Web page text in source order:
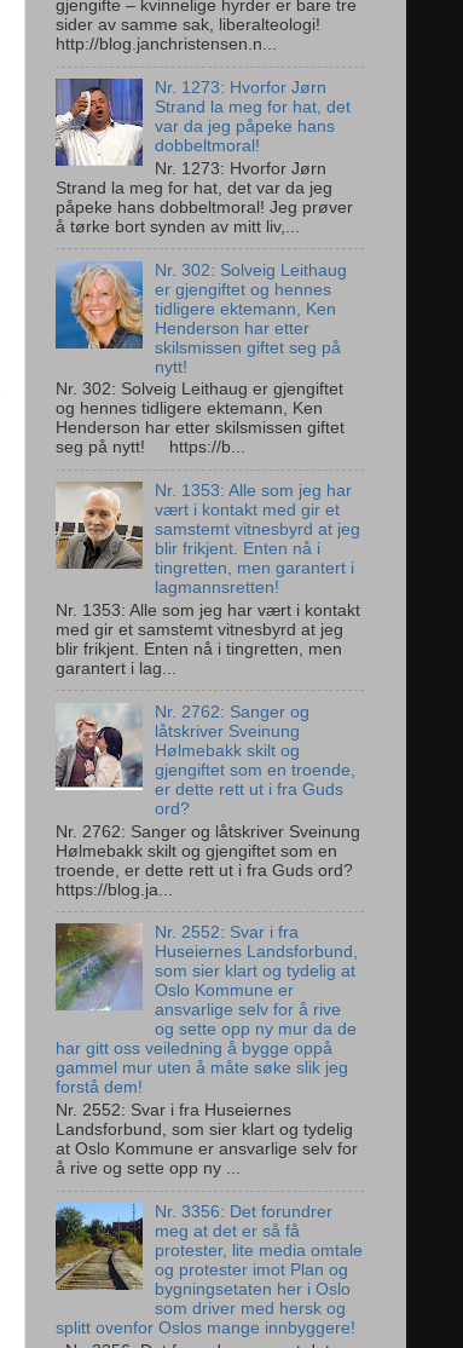
gjengifte – kvinnelige hyrder er bare tre
sider av samme sak, liberalteologi!
http://blog.janchristensen.n...
Nr. 1273: Hvorfor Jørn
Strand la meg for hat, det
var da jeg påpeke hans
dobbeltmoral!
Nr. 1273: Hvorfor Jørn
Strand la meg for hat, det var da jeg
påpeke hans dobbeltmoral! Jeg prøver
å tørke bort synden av mitt liv,...
Nr. 302: Solveig Leithaug
er gjengiftet og hennes
tidligere ektemann, Ken
Henderson har etter
skilsmissen giftet seg på
nytt!
Nr. 302: Solveig Leithaug er gjengiftet
og hennes tidligere ektemann, Ken
Henderson har etter skilsmissen giftet
seg på nytt! https://b...
Nr. 1353: Alle som jeg har
vært i kontakt med gir et
samstemt vitnesbyrd at jeg
blir frikjent. Enten nå i
tingretten, men garantert i
lagmannsretten!
Nr. 1353: Alle som jeg har vært i kontakt
med gir et samstemt vitnesbyrd at jeg
blir frikjent. Enten nå i tingretten, men
garantert i lag...
Nr. 2762: Sanger og
låtskriver Sveinung
Hølmebakk skilt og
gjengiftet som en troende,
er dette rett ut i fra Guds
ord?
Nr. 2762: Sanger og låtskriver Sveinung
Hølmebakk skilt og gjengiftet som en
troende, er dette rett ut i fra Guds ord?
https://blog.ja...
Nr. 2552: Svar i fra
Huseiernes Landsforbund,
som sier klart og tydelig at
Oslo Kommune er
ansvarlige selv for å rive
og sette opp ny mur da de
har gitt oss veiledning å bygge oppå
gammel mur uten å måte søke slik jeg
forstå dem!
Nr. 2552: Svar i fra Huseiernes
Landsforbund, som sier klart og tydelig
at Oslo Kommune er ansvarlige selv for
å rive og sette opp ny ...
Nr. 3356: Det forundrer
meg at det er så få
protester, lite media omtale
og protester imot Plan og
bygningsetaten her i Oslo
som driver med hersk og
splitt ovenfor Oslos mange innbyggere!